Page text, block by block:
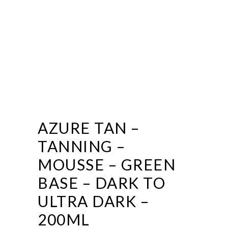
AZURE TAN –
TANNING –
MOUSSE – GREEN
BASE – DARK TO
ULTRA DARK –
200ML